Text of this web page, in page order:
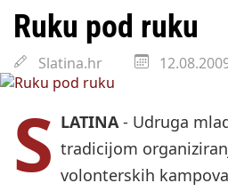
najavio za jesen
Državni tajnik Rukavina: Hrvatska
HŽ Infrastruktura: Nesreće na
prepolovljene
Ruku pod ruku
Slatina.hr
S LATINA- Udruga
tradicijom
volonterskih